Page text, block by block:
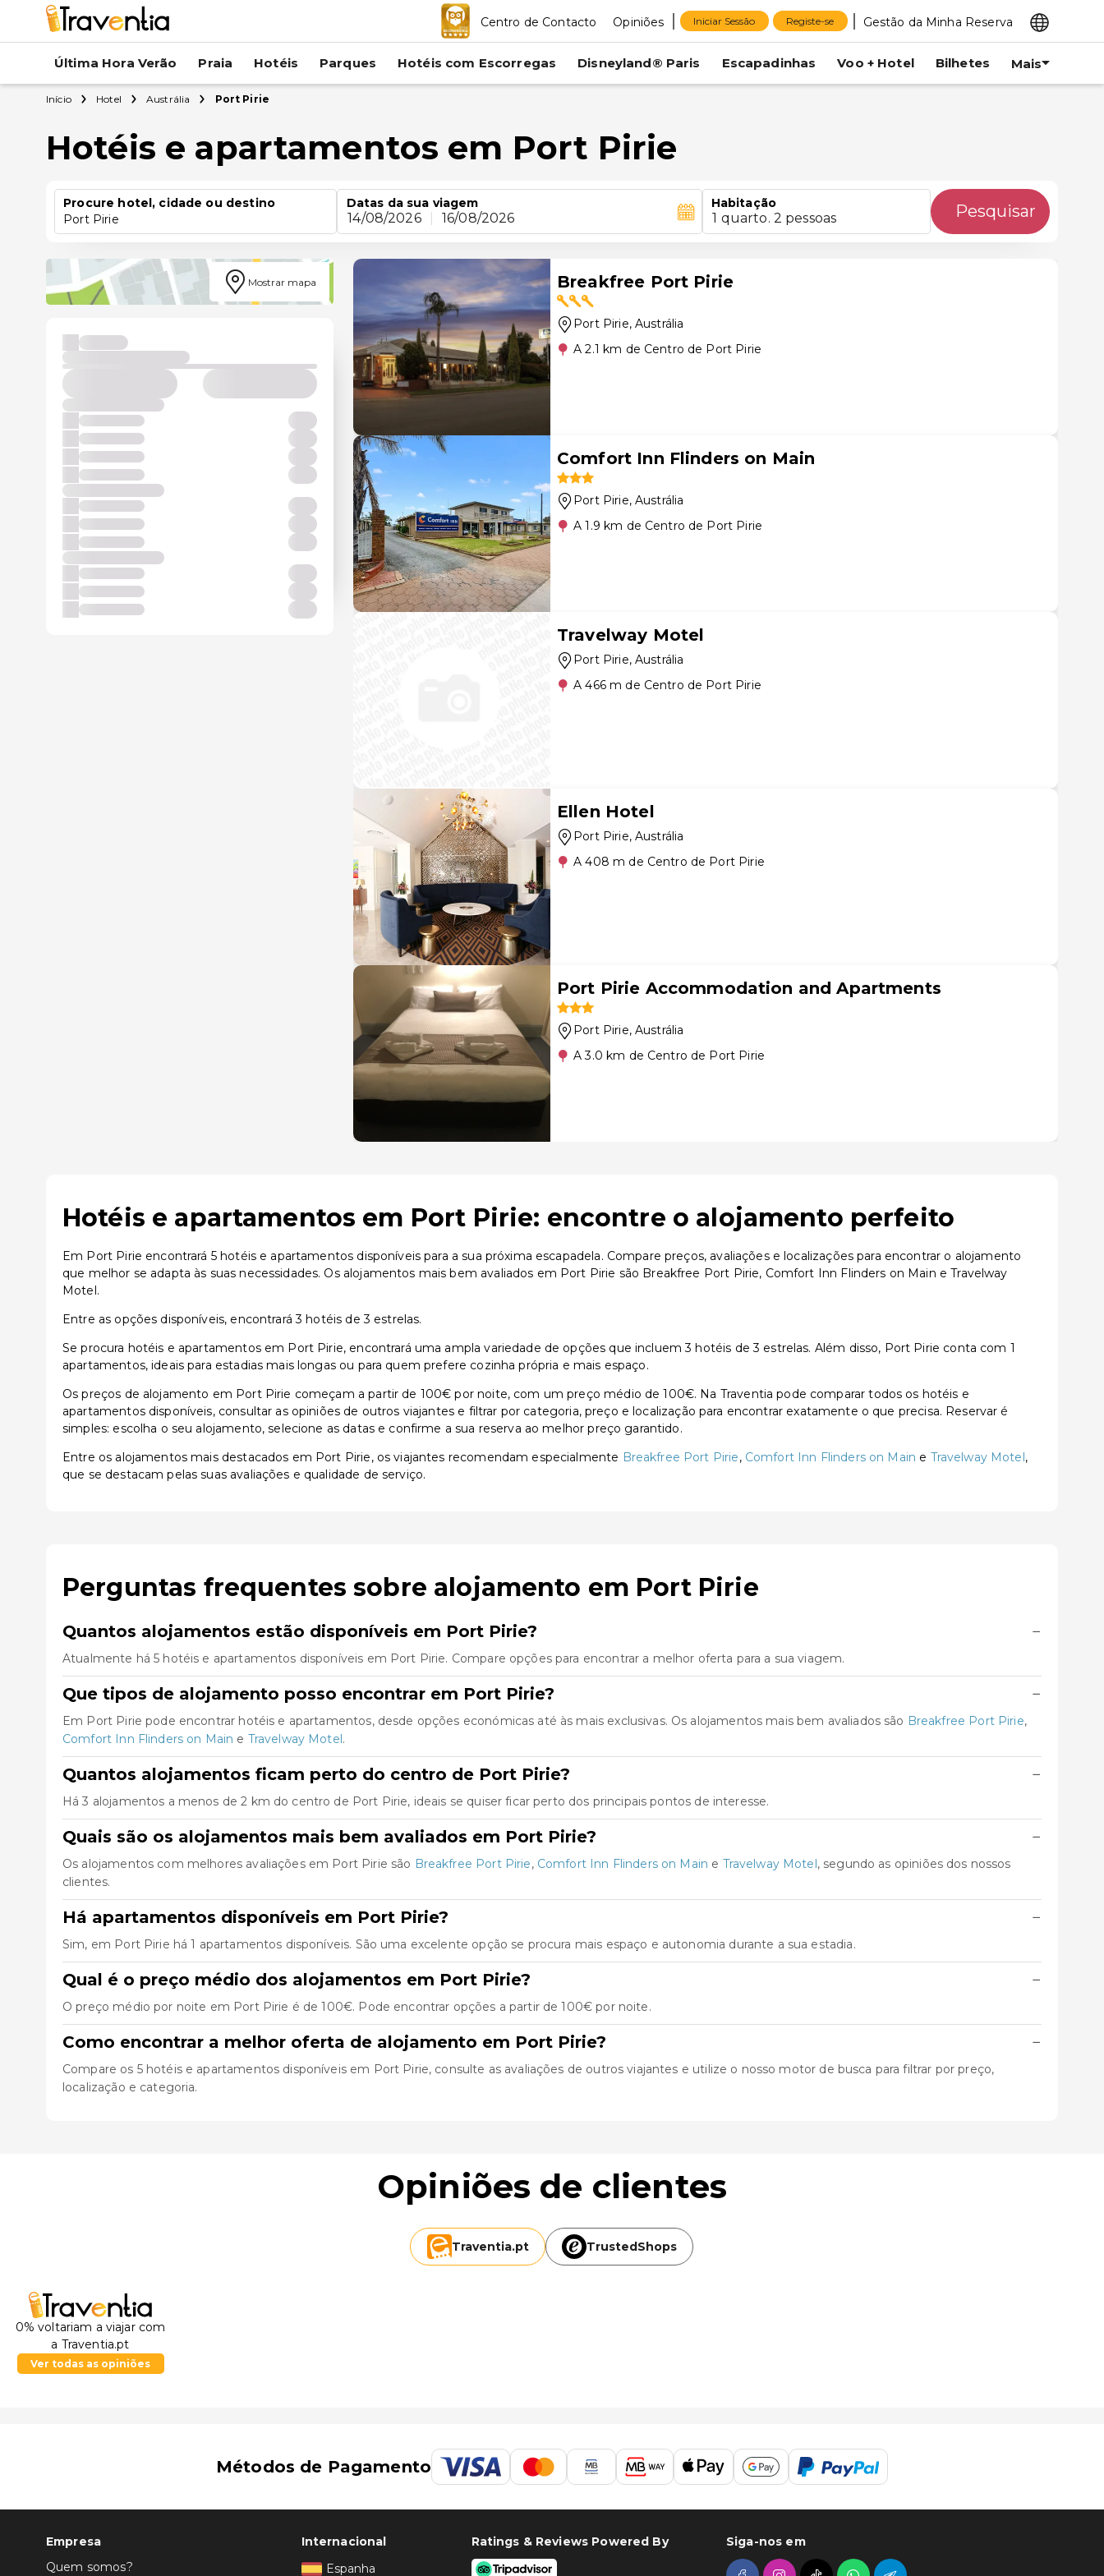
Centro de Contacto Opiniões Iniciar Sessão Registe-se Gestão da Minha Reserva
Última Hora Verão Praia Hotéis Parques Hotéis com Escorregas Disneyland® Paris Escapadinhas Voo + Hotel Bilhetes Mais
Início Hotel Austrália Port Pirie
Hotéis e apartamentos em Port Pirie
Procure hotel, cidade ou destino
Port Pirie
Datas da sua viagem
14/08/2026 16/08/2026
Habitação
1 quarto. 2 pessoas Pesquisar
Mostrar mapa Breakfree Port Pirie
Port Pirie, Austrália
A 2.1 km de Centro de Port Pirie
Comfort Inn Flinders on Main
Port Pirie, Austrália
A 1.9 km de Centro de Port Pirie
Travelway Motel
Port Pirie, Austrália
A 466 m de Centro de Port Pirie
Ellen Hotel
Port Pirie, Austrália
A 408 m de Centro de Port Pirie
Port Pirie Accommodation and Apartments
Port Pirie, Austrália
A 3.0 km de Centro de Port Pirie
Hotéis e apartamentos em Port Pirie: encontre o alojamento perfeito
Em Port Pirie encontrará 5 hotéis e apartamentos disponíveis para a sua próxima escapadela. Compare preços, avaliações e localizações para encontrar o alojamento
que melhor se adapta às suas necessidades. Os alojamentos mais bem avaliados em Port Pirie são Breakfree Port Pirie, Comfort Inn Flinders on Main e Travelway
Motel.
Entre as opções disponíveis, encontrará 3 hotéis de 3 estrelas.
Se procura hotéis e apartamentos em Port Pirie, encontrará uma ampla variedade de opções que incluem 3 hotéis de 3 estrelas. Além disso, Port Pirie conta com 1
apartamentos, ideais para estadias mais longas ou para quem prefere cozinha própria e mais espaço.
Os preços de alojamento em Port Pirie começam a partir de 100€ por noite, com um preço médio de 100€. Na Traventia pode comparar todos os hotéis e
apartamentos disponíveis, consultar as opiniões de outros viajantes e filtrar por categoria, preço e localização para encontrar exatamente o que precisa. Reservar é
simples: escolha o seu alojamento, selecione as datas e confirme a sua reserva ao melhor preço garantido.
Entre os alojamentos mais destacados em Port Pirie, os viajantes recomendam especialmente Breakfree Port Pirie, Comfort Inn Flinders on Main e Travelway Motel,
que se destacam pelas suas avaliações e qualidade de serviço.
Perguntas frequentes sobre alojamento em Port Pirie
Quantos alojamentos estão disponíveis em Port Pirie? −
Atualmente há 5 hotéis e apartamentos disponíveis em Port Pirie. Compare opções para encontrar a melhor oferta para a sua viagem.
Que tipos de alojamento posso encontrar em Port Pirie? −
Em Port Pirie pode encontrar hotéis e apartamentos, desde opções económicas até às mais exclusivas. Os alojamentos mais bem avaliados são Breakfree Port Pirie,
Comfort Inn Flinders on Main e Travelway Motel.
Quantos alojamentos ficam perto do centro de Port Pirie? −
Há 3 alojamentos a menos de 2 km do centro de Port Pirie, ideais se quiser ficar perto dos principais pontos de interesse.
Quais são os alojamentos mais bem avaliados em Port Pirie? −
Os alojamentos com melhores avaliações em Port Pirie são Breakfree Port Pirie, Comfort Inn Flinders on Main e Travelway Motel, segundo as opiniões dos nossos
clientes.
Há apartamentos disponíveis em Port Pirie? −
Sim, em Port Pirie há 1 apartamentos disponíveis. São uma excelente opção se procura mais espaço e autonomia durante a sua estadia.
Qual é o preço médio dos alojamentos em Port Pirie? −
O preço médio por noite em Port Pirie é de 100€. Pode encontrar opções a partir de 100€ por noite.
Como encontrar a melhor oferta de alojamento em Port Pirie? −
Compare os 5 hotéis e apartamentos disponíveis em Port Pirie, consulte as avaliações de outros viajantes e utilize o nosso motor de busca para filtrar por preço,
localização e categoria.
Opiniões de clientes
Traventia.pt TrustedShops
0% voltariam a viajar com
a Traventia.pt
Ver todas as opiniões
Métodos de Pagamento
Empresa
Quem somos?
Internacional
Espanha
Ratings & Reviews Powered By Siga-nos em